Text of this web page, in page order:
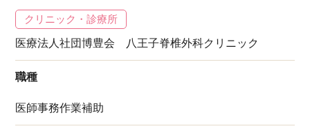
クリニック・診療所
医療法人社団博豊会 八王子脊椎外科クリニック
職種
医師事務作業補助